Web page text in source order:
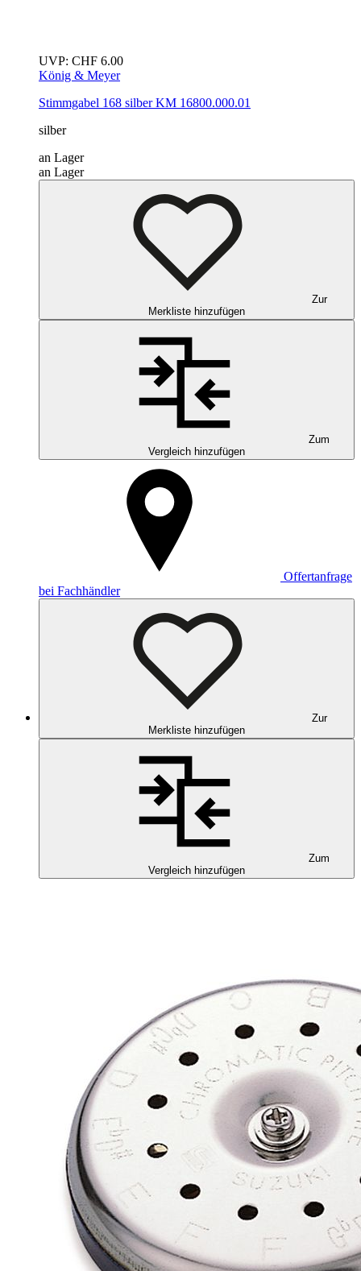
UVP: CHF 6.00
König & Meyer
Stimmgabel 168 silberKM 16800.000.01
silber
an Lager
an Lager
Zur
Merkliste hinzufügen
Zum
Vergleich hinzufügen
Offertanfrage
bei Fachhändler
Zur
Merkliste hinzufügen
Zum
Vergleich hinzufügen